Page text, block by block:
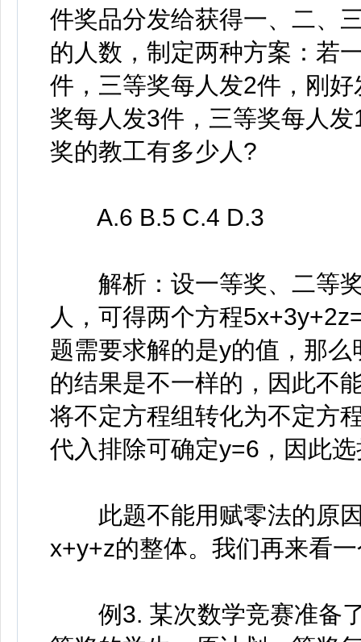
件奖品分发给获得一、二、
的人数，制定两种方案：若
件，三等奖每人发2件，刚
奖每人发3件，三等奖每人
奖的教工有多少人?
A.6 B.5 C.4 D.3
解析：设一等奖、二等奖
人，可得两个方程
题需要求解的是y的值，那
的结果是不一样的，因此不
将不定方程组转化为不定
代入排除可确定y=6，因此
此题不能用赋零法的原因
x+y+z的整体。我们再来看
例3. 某次数学竞赛准备了